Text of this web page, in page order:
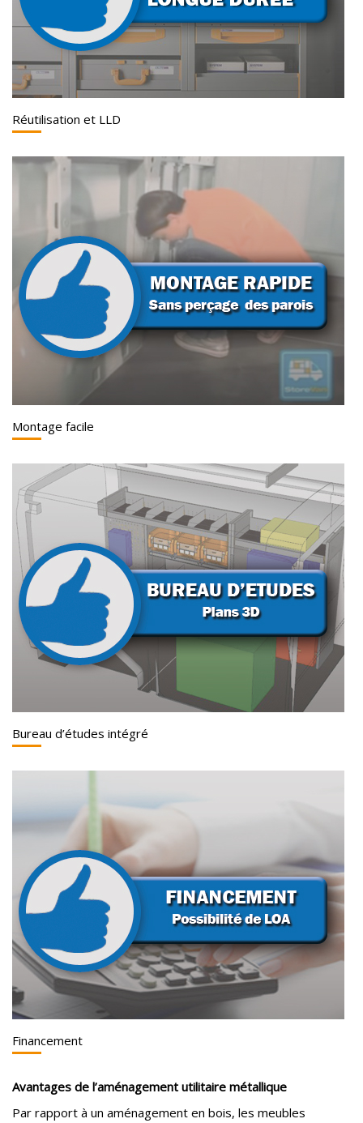
Réutilisation et LLD
Montage facile
Bureau d’études intégré
Financement
Avantages de l’aménagement utilitaire métallique
Par rapport à un aménagement en bois, les meubles